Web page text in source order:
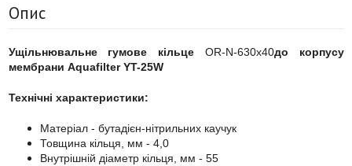
Опис
Ущільнювальне гумове кільце OR-N-630x40до корпусу
мембрани Aquafilter YT-25W
Технічні характеристики:
Матеріал - бутадієн-нітрильних каучук
Товщина кільця, мм - 4,0
Внутрішній діаметр кільця, мм - 55